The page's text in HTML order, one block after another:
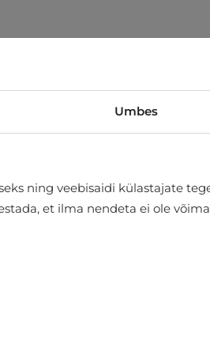
Umbes
ning veebisaidi külastajate
et ilma nendeta ei ole